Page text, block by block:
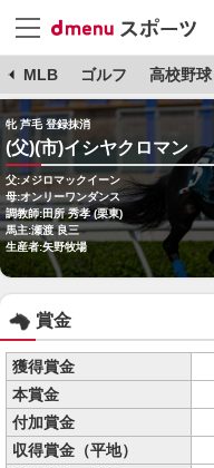
MLB ゴルフ 高校野球
牝 芦毛 登録抹消
(父)(市)イシヤクロマン
父:メジロマックイーン
母:オンリーワンダンス
調教師:田所 秀孝 (栗東)
馬主:瀬渡 良三
生産者:矢野牧場
賞金
獲得賞金
本賞金
付加賞金
収得賞金（平地）